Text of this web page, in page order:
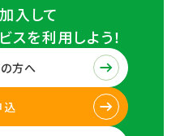
入して
スを利用しよう！
方へ
込